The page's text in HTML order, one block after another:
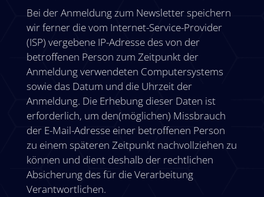
Bei der Anmeldung zum Newsletter speichern
wir ferner die vom Internet-Service-Provider
(ISP) vergebene IP-Adresse des von der
betroffenen Person zum Zeitpunkt der
Anmeldung verwendeten Computersystems
sowie das Datum und die Uhrzeit der
Anmeldung. Die Erhebung dieser Daten ist
erforderlich, um den(möglichen) Missbrauch
der E-Mail-Adresse einer betroffenen Person
zu einem späteren Zeitpunkt nachvollziehen zu
können und dient deshalb der rechtlichen
Absicherung des für die Verarbeitung
Verantwortlichen.